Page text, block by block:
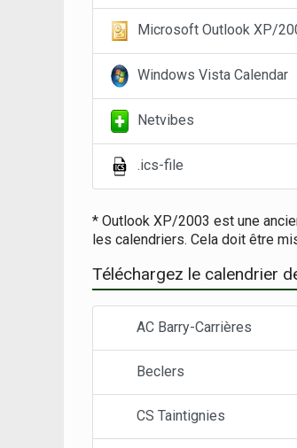
Microsoft Outlook XP/
Windows Vista Calendar
Netvibes
.ics-file
* Outlook XP/2003 est une
les calendriers. Cela doit être
Téléchargez le calendrier
AC Barry-Carrières
Beclers
CS Taintignies